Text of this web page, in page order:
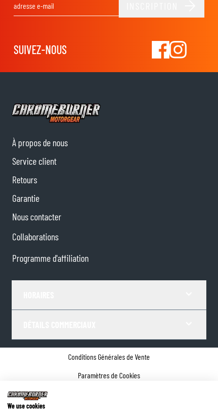
SUIVEZ-NOUS
À propos de nous
Service client
Retours
Garantie
Nous contacter
Collaborations
Programme d'affiliation
Conditions Générales de Vente
Paramètres de Cookies
We use cookies